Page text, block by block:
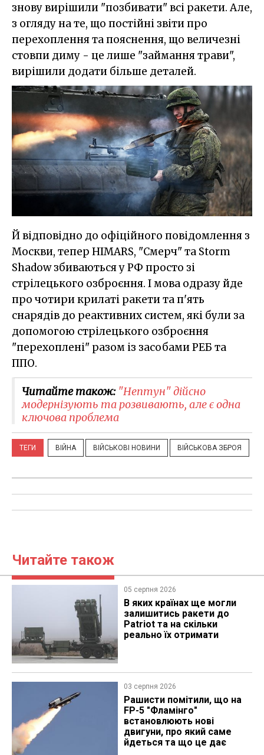
знову вирішили "позбивати" всі ракети. Але,
з огляду на те, що постійні звіти про
перехоплення та пояснення, що величезні
стовпи диму - це лише "займання трави",
вирішили додати більше деталей.
Й відповідно до офіційного повідомлення з
Москви, тепер HIMARS, "Смерч" та Storm
Shadow збиваються у РФ просто зі
стрілецького озброєння. І мова одразу йде
про чотири крилаті ракети та п'ять
снарядів до реактивних систем, які були за
допомогою стрілецького озброєння
"перехоплені" разом із засобами РЕБ та
ППО.
Читайте також: "Нептун" дійсно
модернізують та розвивають, але є одна
ключова проблема
ТЕГИ ВІЙНА ВІЙСЬКОВІ НОВИНИ ВІЙСЬКОВА ЗБРОЯ
Читайте також
05 серпня 2026
В яких країнах ще могли
залишитись ракети до
Patriot та на скільки
реально їх отримати
03 серпня 2026
Рашисти помітили, що на
FP-5 "Фламінго"
встановлюють нові
двигуни, про який саме
йдеться та що це дає